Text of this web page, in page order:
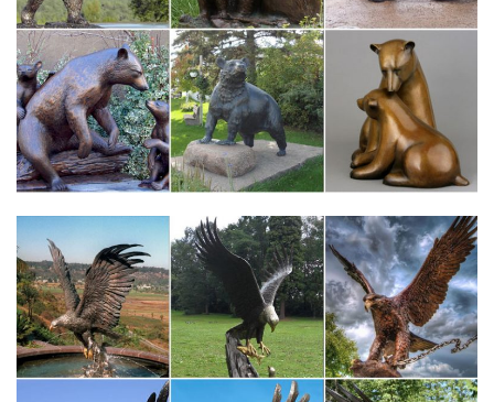
СИМВОЛ ГОДА. Самое простое у этой картины – ее название:
"Собака на диване". А собака, по легенде, принадлежала
Екатерине II, и подарил ееМУЗЕЙ НОЧЬ #ЕкатерининскийПарк
#АлександровскийПарк Фото: ГМЗ "Царское Село", автор –
Руслан Шамуков.
Каталог статуэток СССР, цены на аукционе Соберу.ру
Купить статуэтки СССР, цена на аукционе Соберу.ру – продажа
1917 г. фарфоровые изделия подверглись остракизму в
качестве символа мещанства, дурного вкуса и буржуазного
прошлого.
Выставка мейсенского фарфора в Царском Селе
В Царском Селе открыта выставка «Мейсен — Царскому
Селу.Художники и цены. Творческие объединения.Выставки
произведений искусства. Выставка мейсенского фарфора в